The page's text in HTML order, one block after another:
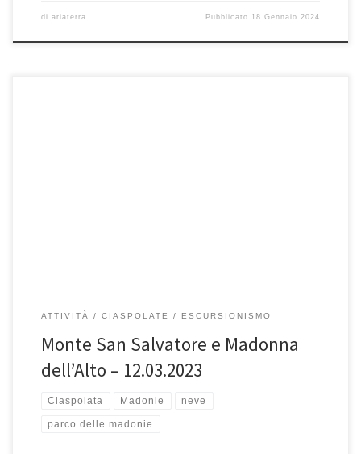
di ariaterra Pubblicato 18 Gennaio 2024
ATTIVITÀ CIASPOLATE ESCURSIONISMO
Monte San Salvatore e Madonna
dell’Alto – 12.03.2023
Ciaspolata Madonie neve
parco delle madonie